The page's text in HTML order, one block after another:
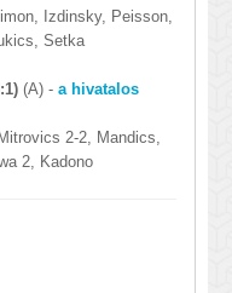
Izdinsky, Peisson,
Setka
(A) - a hivatalos
2-2, Mandics,
2, Kadono